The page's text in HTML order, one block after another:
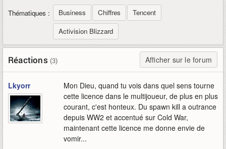
Thématiques : Business Chiffres
Tencent
Activision Blizzard
Réactions (3) Afficher sur le forum
Lkyorr
Mon Dieu, quand tu vois dans quel sens tourne
cette licence dans le multijoueur, de plus en plus
courant, c'est honteux. Du spawn kill a outrance
depuis WW2 et accentué sur Cold War,
maintenant cette licence me donne envie de
vomir...